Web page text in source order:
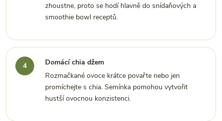
zhoustne, proto se hodí hlavně do snídaňových a
smoothie bowl receptů.
Domácí chia džem
Rozmačkané ovoce krátce povařte nebo jen
promíchejte s chia. Semínka pomohou vytvořit
hustší ovocnou konzistenci.